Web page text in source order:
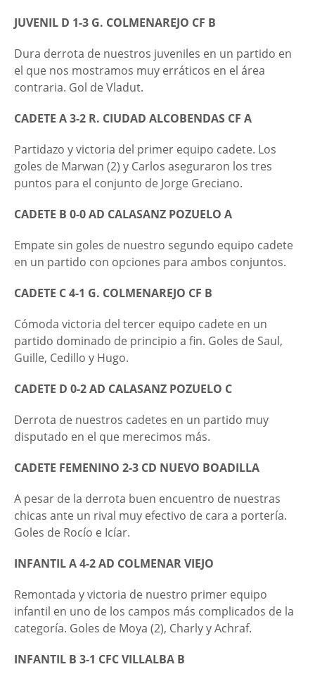
JUVENIL D 1-3 G. COLMENAREJO CF B
Dura derrota de nuestros juveniles en un partido en
el que nos mostramos muy erráticos en el área
contraria. Gol de Vladut.
CADETE A 3-2 R. CIUDAD ALCOBENDAS CF A
Partidazo y victoria del primer equipo cadete. Los
goles de Marwan (2) y Carlos aseguraron los tres
puntos para el conjunto de Jorge Greciano.
CADETE B 0-0 AD CALASANZ POZUELO A
Empate sin goles de nuestro segundo equipo cadete
en un partido con opciones para ambos conjuntos.
CADETE C 4-1 G. COLMENAREJO CF B
Cómoda victoria del tercer equipo cadete en un
partido dominado de principio a fin. Goles de Saul,
Guille, Cedillo y Hugo.
CADETE D 0-2 AD CALASANZ POZUELO C
Derrota de nuestros cadetes en un partido muy
disputado en el que merecimos más.
CADETE FEMENINO 2-3 CD NUEVO BOADILLA
A pesar de la derrota buen encuentro de nuestras
chicas ante un rival muy efectivo de cara a portería.
Goles de Rocío e Icíar.
INFANTIL A 4-2 AD COLMENAR VIEJO
Remontada y victoria de nuestro primer equipo
infantil en uno de los campos más complicados de la
categoría. Goles de Moya (2), Charly y Achraf.
INFANTIL B 3-1 CFC VILLALBA B